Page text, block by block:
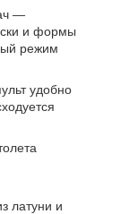
—
и формы
режим
удобно
латуни и